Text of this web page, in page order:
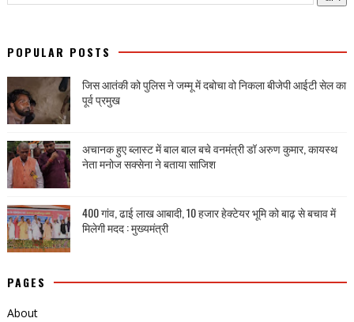
POPULAR POSTS
जिस आतंकी को पुलिस ने जम्मू में दबोचा वो निकला बीजेपी आईटी सेल का
पूर्व प्रमुख
अचानक हुए ब्लास्ट में बाल बाल बचे वनमंत्री डॉ अरुण कुमार, कायस्थ
नेता मनोज सक्सेना ने बताया साजिश
400 गांव, ढाई लाख आबादी, 10 हजार हेक्टेयर भूमि को बाढ़ से बचाव में
मिलेगी मदद : मुख्यमंत्री
PAGES
About